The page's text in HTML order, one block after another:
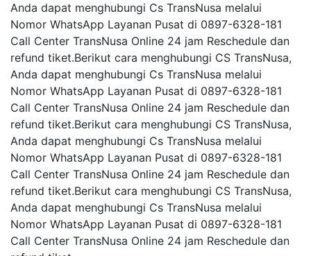
Anda dapat menghubungi Cs TransNusa melalui
Nomor WhatsApp Layanan Pusat di 0897-6328-181
Call Center TransNusa Online 24 jam Reschedule dan
refund tiket.Berikut cara menghubungi CS TransNusa,
Anda dapat menghubungi Cs TransNusa melalui
Nomor WhatsApp Layanan Pusat di 0897-6328-181
Call Center TransNusa Online 24 jam Reschedule dan
refund tiket.Berikut cara menghubungi CS TransNusa,
Anda dapat menghubungi Cs TransNusa melalui
Nomor WhatsApp Layanan Pusat di 0897-6328-181
Call Center TransNusa Online 24 jam Reschedule dan
refund tiket.Berikut cara menghubungi CS TransNusa,
Anda dapat menghubungi Cs TransNusa melalui
Nomor WhatsApp Layanan Pusat di 0897-6328-181
Call Center TransNusa Online 24 jam Reschedule dan